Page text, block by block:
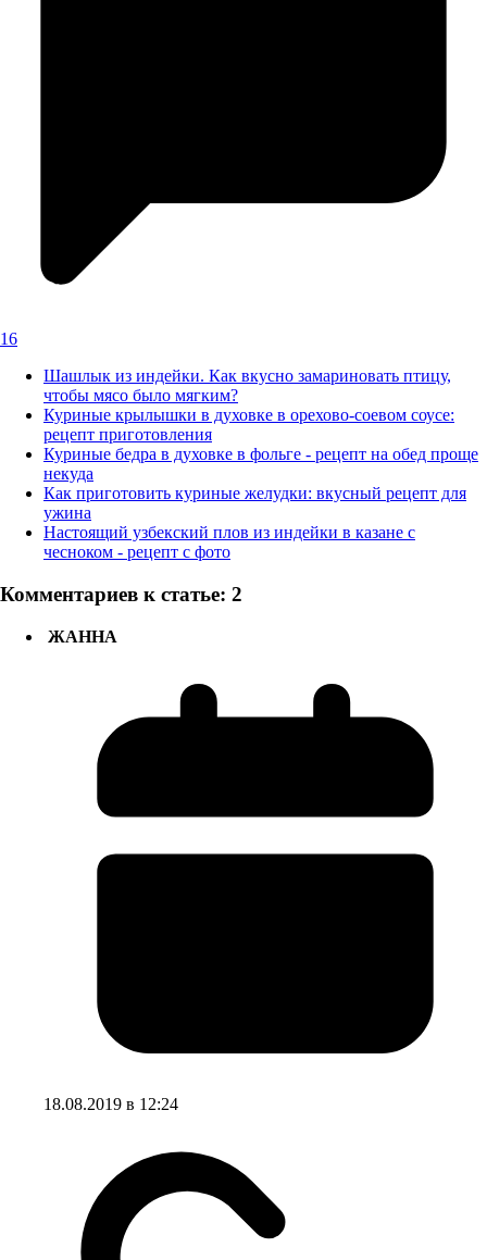
16
Шашлык из индейки. Как вкусно замариновать птицу,
чтобы мясо было мягким?
Куриные крылышки в духовке в орехово-соевом соусе:
рецепт приготовления
Куриные бедра в духовке в фольге - рецепт на обед проще
некуда
Как приготовить куриные желудки: вкусный рецепт для
ужина
Настоящий узбекский плов из индейки в казане с
чесноком - рецепт с фото
Комментариев к статье: 2
ЖАННА
18.08.2019 в 12:24